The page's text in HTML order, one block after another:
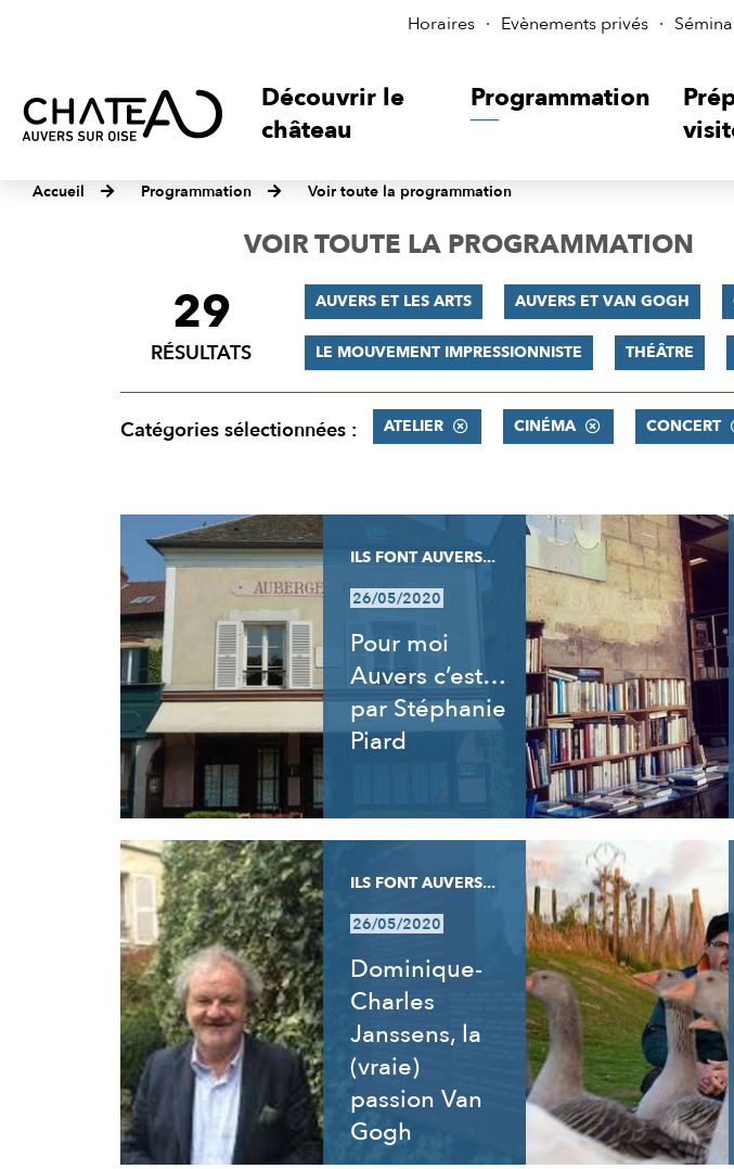
Horaires Evènements privés
Découvrir le
château
Programmation
Accueil Programmation Voir toute la programmation
VOIR TOUTE LA PROGRAMMATION
FILTRER
RÉSULTATS
29
RÉSULTATS
AUVERS ET LES ARTS AUVERS ET VAN GOGH
LE MOUVEMENT IMPRESSIONNISTE THÉÂTRE
Catégories sélectionnées : ATELIER CINÉMA CONCERT
RÉSULTATS
ILS FONT AUVERS...
26/05/2020
Pour moi
Auvers c’est…
par Stéphanie
Piard
ILS FONT AUVERS...
26/05/2020
Dominique-
Charles
Janssens, la
(vraie)
passion Van
Gogh